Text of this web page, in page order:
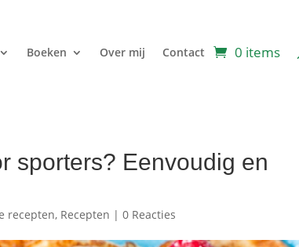
Boeken Over mij Contact 0 items
sporters? Eenvoudig en
recepten, Recepten |0 Reacties